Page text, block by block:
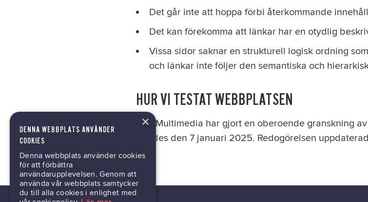
Det går inte att hoppa förbi återkommande
Det kan förekomma att länkar har en otydlig
Vissa sidor saknar en strukturell logisk ordning
och länkar inte följer den semantiska och
HUR VI TESTAT WEBBPLATSEN
Hoy Multimedia har gjort en oberoende granskning
gjordes den 7 januari 2025. Redogörelsen
×
DENNA WEBBPLATS ANVÄNDER
COOKIES
Denna webbplats använder cookies
för att förbättra
användarupplevelsen. Genom att
använda vår webbplats samtycker
du till alla cookies i enlighet med